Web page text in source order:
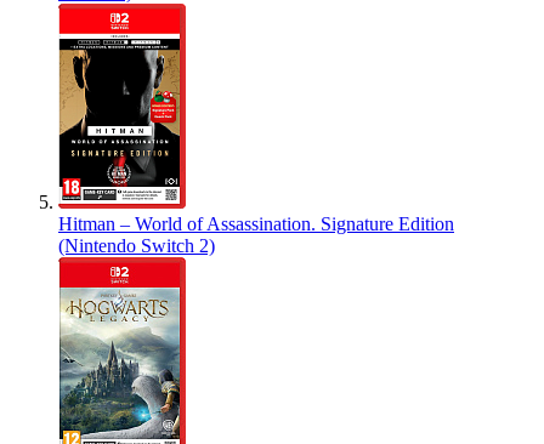
Hitman – World of Assassination. Signature Edition
(Nintendo Switch 2)